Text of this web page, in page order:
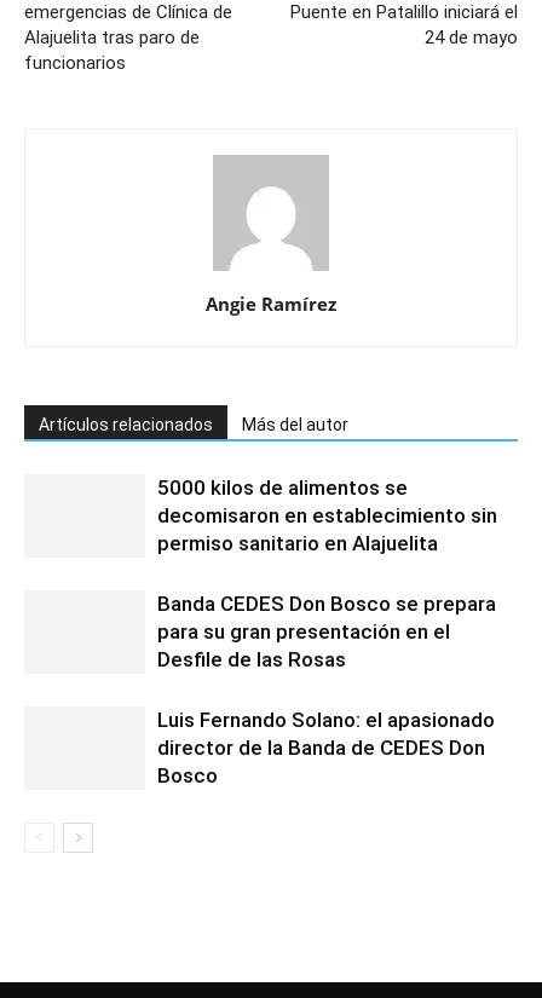
emergencias de Clínica de
Alajuelita tras paro de
funcionarios
Puente en Patalillo iniciará el
24 de mayo
Angie Ramírez
Artículos relacionados Más del autor
5000 kilos de alimentos se
decomisaron en establecimiento sin
permiso sanitario en Alajuelita
Banda CEDES Don Bosco se prepara
para su gran presentación en el
Desfile de las Rosas
Luis Fernando Solano: el apasionado
director de la Banda de CEDES Don
Bosco